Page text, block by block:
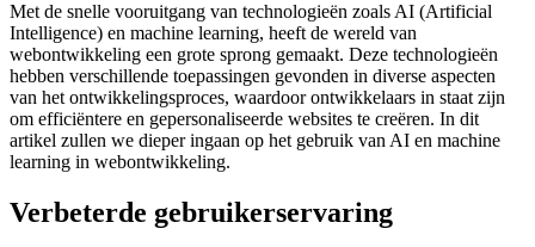
Met de snelle vooruitgang van technologieën zoals AI (Artificial
Intelligence) en machine learning, heeft de wereld van
webontwikkeling een grote sprong gemaakt. Deze technologieën
hebben verschillende toepassingen gevonden in diverse aspecten
van het ontwikkelingsproces, waardoor ontwikkelaars in staat zijn
om efficiëntere en gepersonaliseerde websites te creëren. In dit
artikel zullen we dieper ingaan op het gebruik van AI en machine
learning in webontwikkeling.
Verbeterde gebruikerservaring